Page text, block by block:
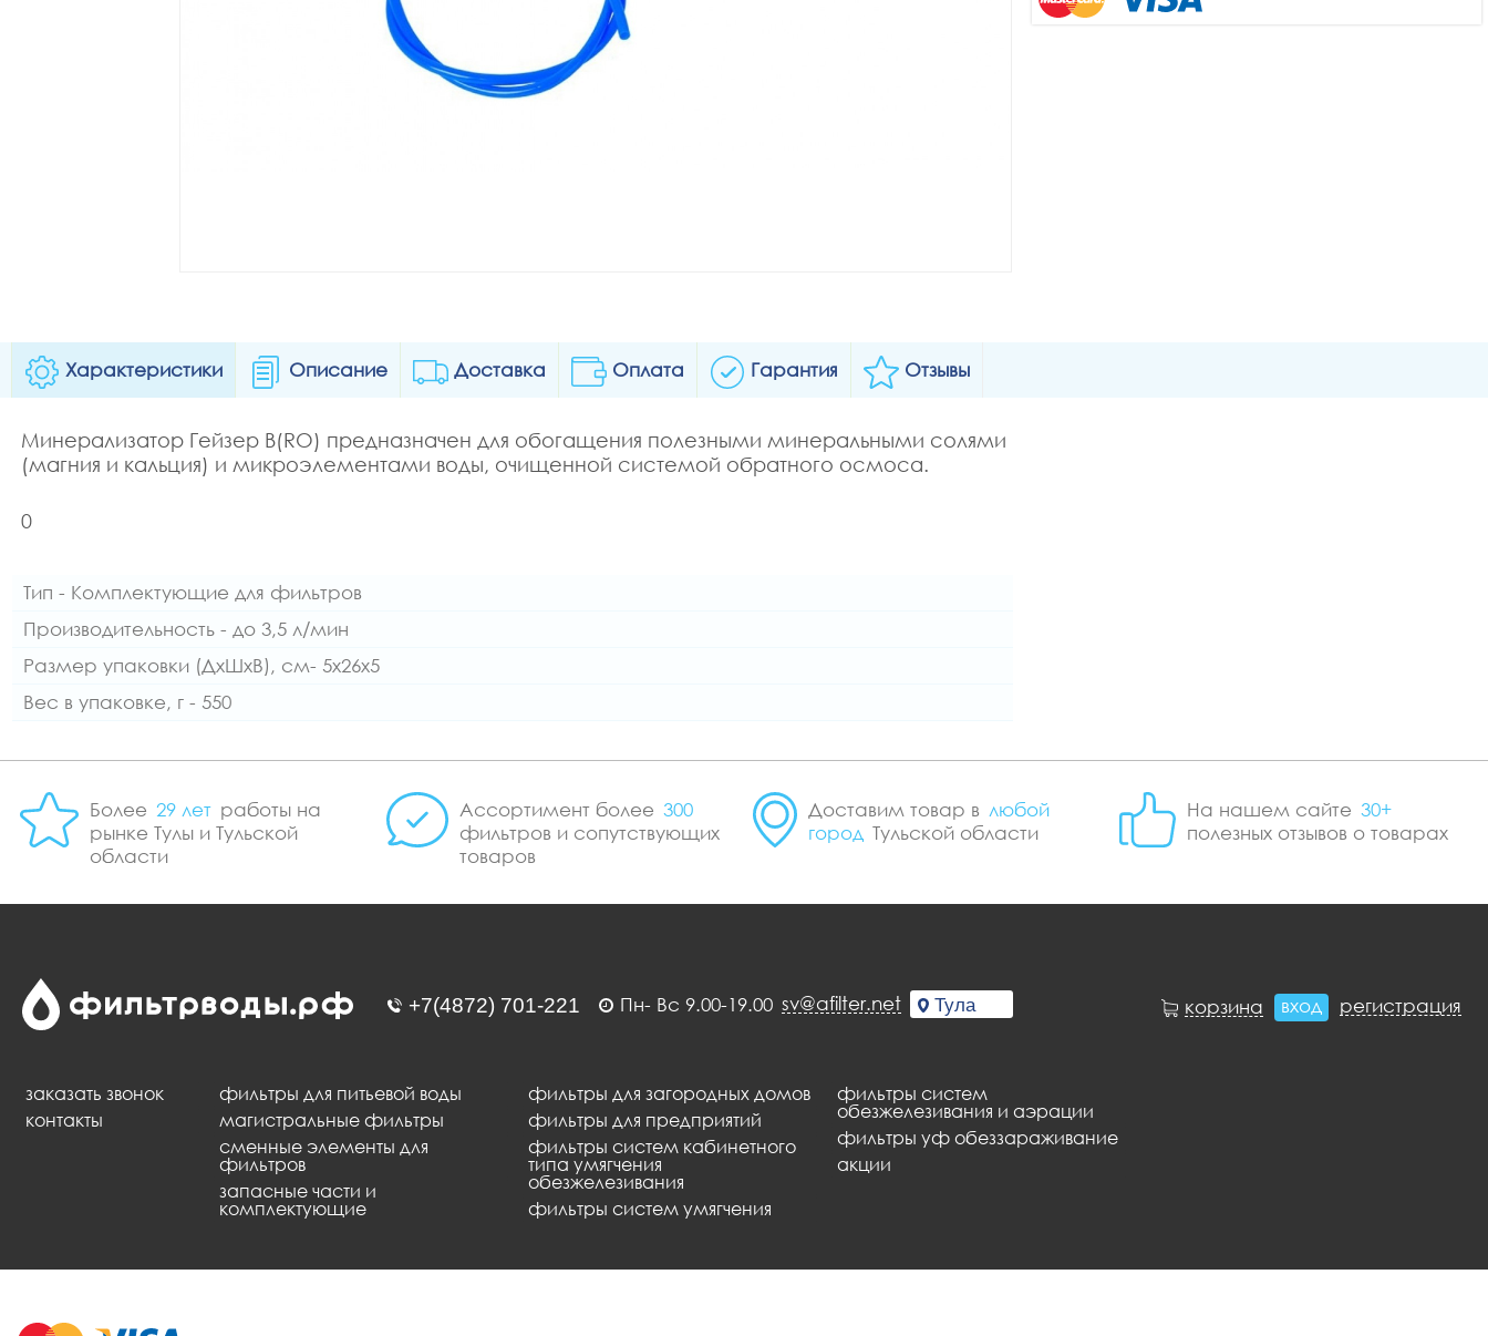
Характеристики Описание Доставка Оплата Гарантия Отзывы
Минерализатор Гейзер B(RO) предназначен для обогащения полезными минеральными солями
(магния и кальция) и микроэлементами воды, очищенной системой обратного осмоса.
0
Тип - Комплектующие для фильтров
Производительность - до 3,5 л/мин
Размер упаковки (ДхШхВ), см- 5x26x5
Вес в упаковке, г - 550
Более 29 лет работы на
рынке Тулы и Тульской
области
Ассортимент более 300
фильтров и сопутствующих
товаров
Доставим товар в любой
город Тульской области
На нашем сайте 30+
полезных отзывов о товарах
Пн- Вс 9.00-19.00 sv@afilter.net корзина вход регистрация
заказать звонок
контакты
фильтры для питьевой воды
магистральные фильтры
сменные элементы для
фильтров
запасные части и
комплектующие
фильтры для загородных домов
фильтры для предприятий
фильтры систем кабинетного
типа умягчения
обезжелезивания
фильтры систем умягчения
фильтры систем
обезжелезивания и аэрации
фильтры уф обеззараживание
акции